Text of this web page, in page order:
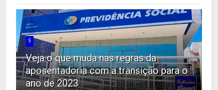
5
Veja o que muda nas regras da
aposentadoria com a transição para o
ano de 2023